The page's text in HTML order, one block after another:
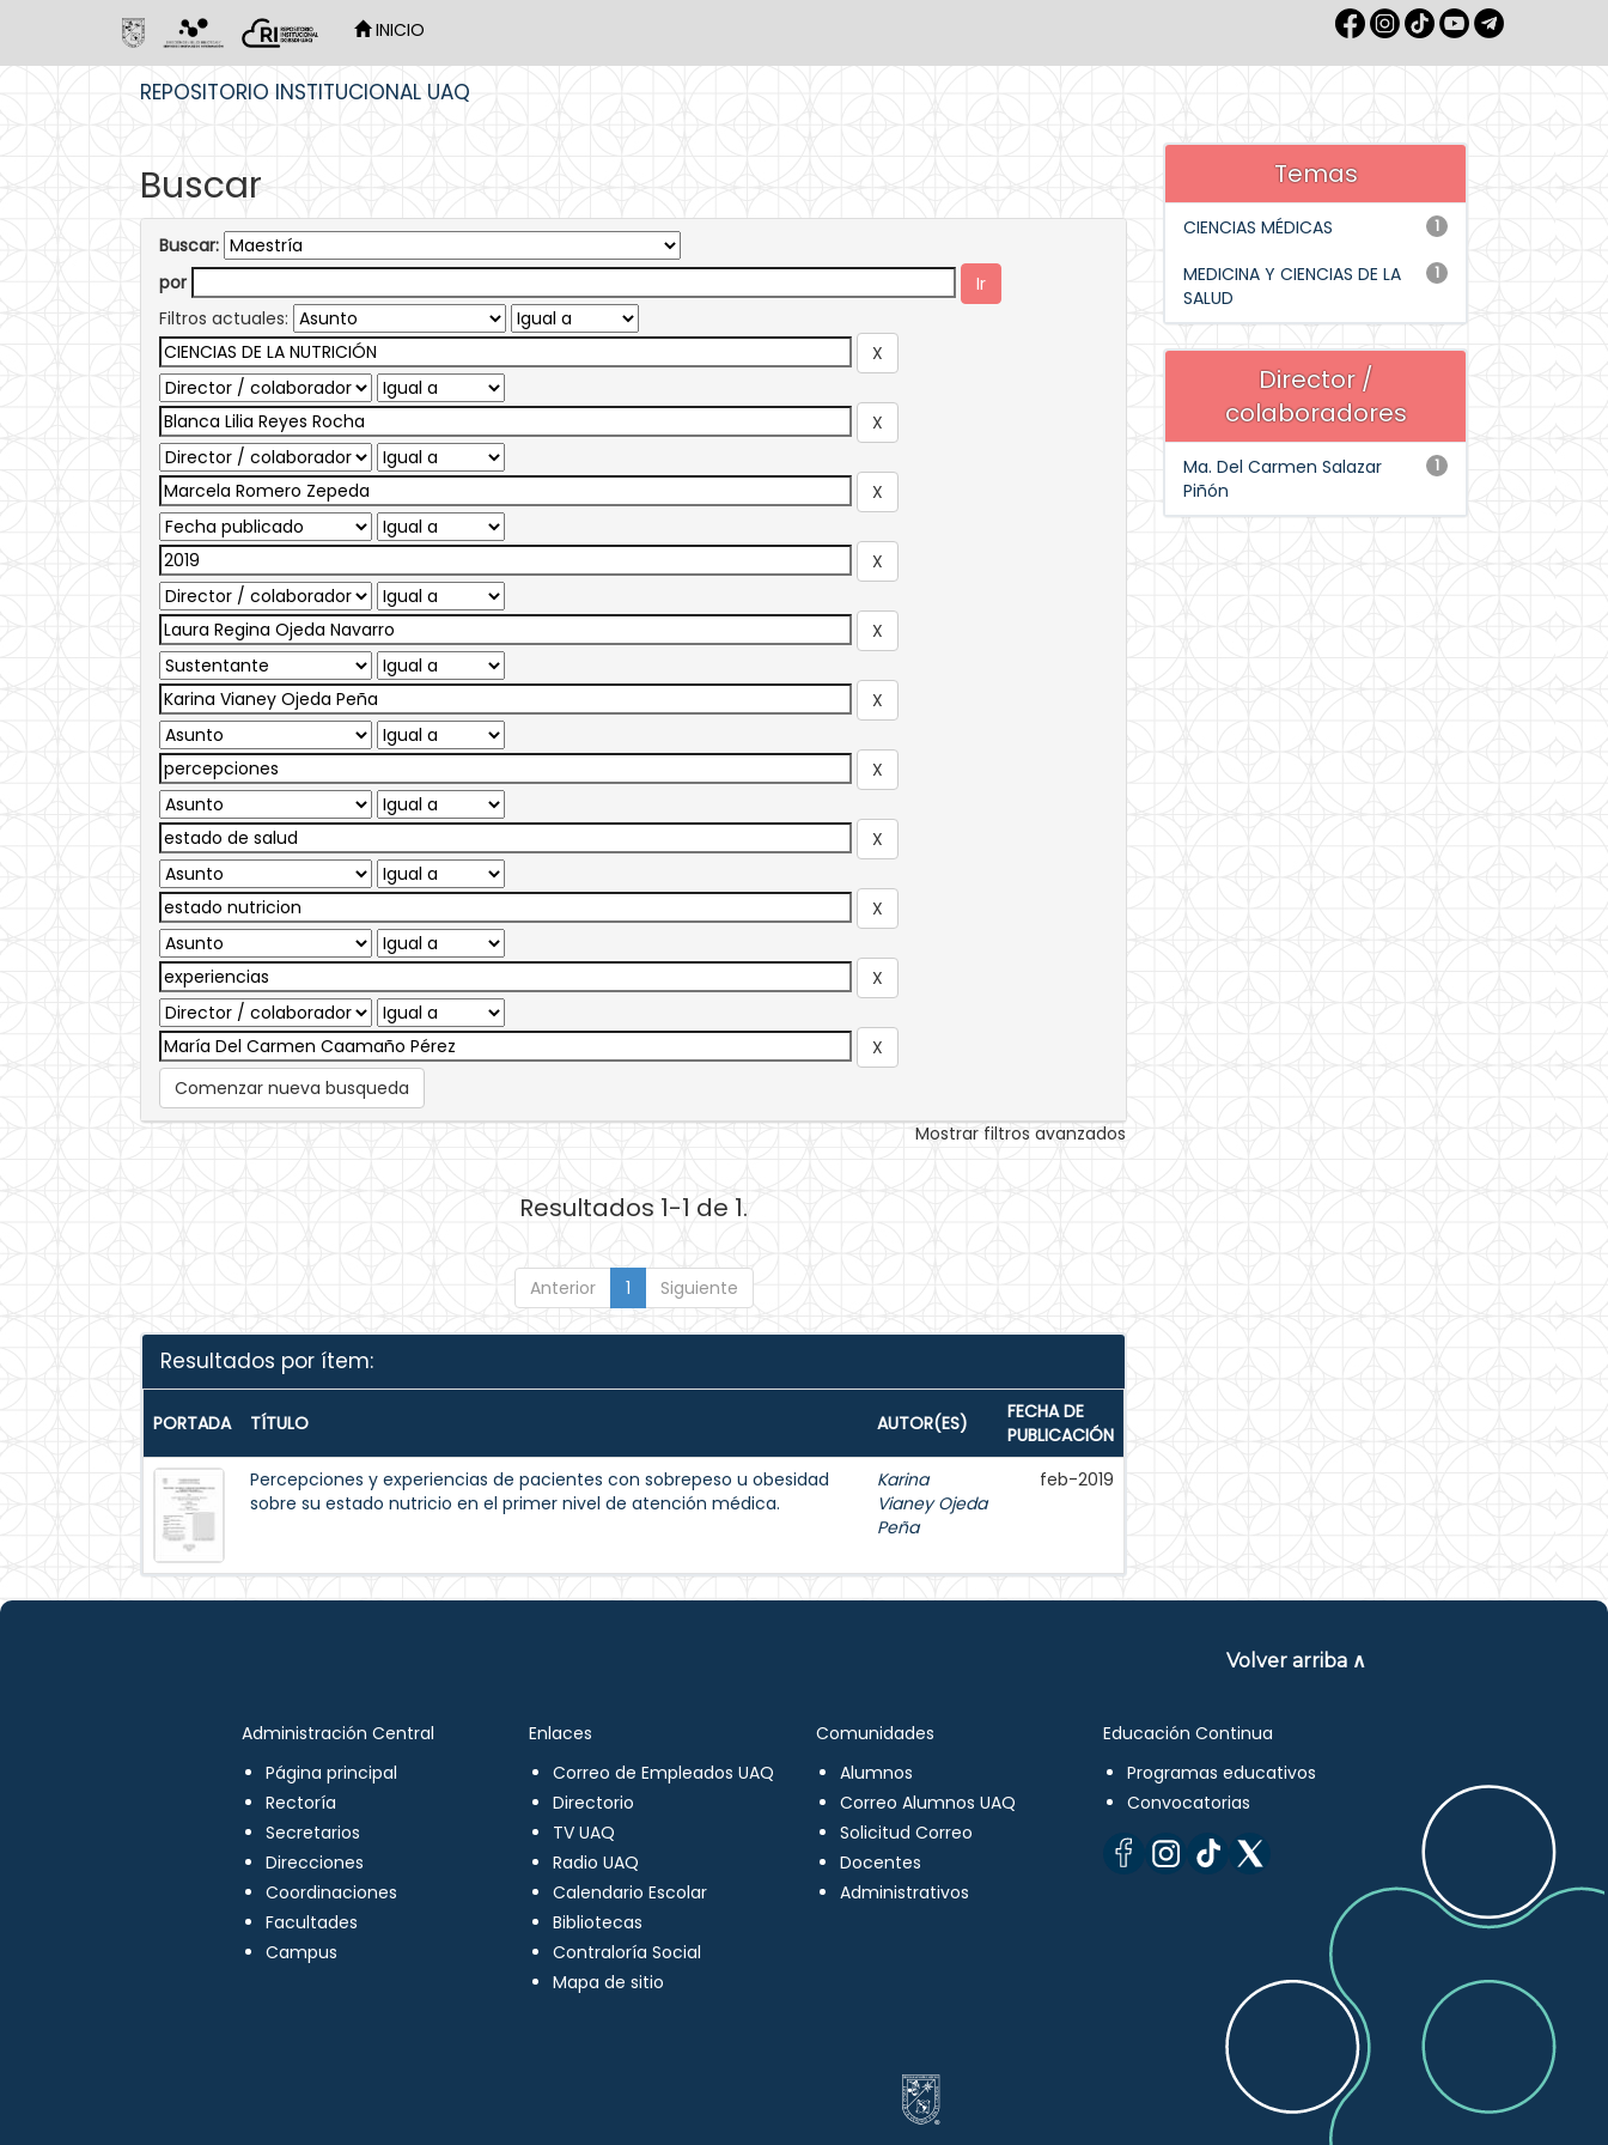
INICIO
REPOSITORIO INSTITUCIONAL UAQ
Buscar
Buscar:
por
Filtros actuales:
Comenzar nueva busqueda
Mostrar filtros avanzados
Resultados 1-1 de 1.
Anterior 1 Siguiente
Resultados por ítem:
PORTADA TÍTULO AUTOR(ES)
FECHA DE
PUBLICACIÓN
Percepciones y experiencias de pacientes con sobrepeso u obesidad
sobre su estado nutricio en el primer nivel de atención médica.
Karina
Vianey Ojeda
Peña
feb-2019
Temas
1
CIENCIAS MÉDICAS
1
MEDICINA Y CIENCIAS DE LA
SALUD
Director /
colaboradores
1
Ma. Del Carmen Salazar
Piñón
Volver arriba ∧
Administración Central
Página principal
Rectoría
Secretarios
Direcciones
Coordinaciones
Facultades
Campus
Enlaces
Correo de Empleados UAQ
Directorio
TV UAQ
Radio UAQ
Calendario Escolar
Bibliotecas
Contraloría Social
Mapa de sitio
Comunidades
Alumnos
Correo Alumnos UAQ
Solicitud Correo
Docentes
Administrativos
Educación Continua
Programas educativos
Convocatorias